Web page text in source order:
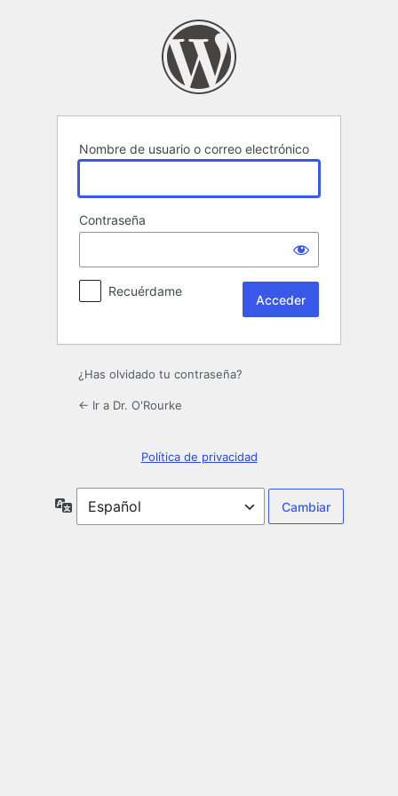
Nombre de usuario o correo electrónico
Contraseña
Recuérdame
¿Has olvidado tu contraseña?
← Ir a Dr. O'Rourke
Política de privacidad
Idioma